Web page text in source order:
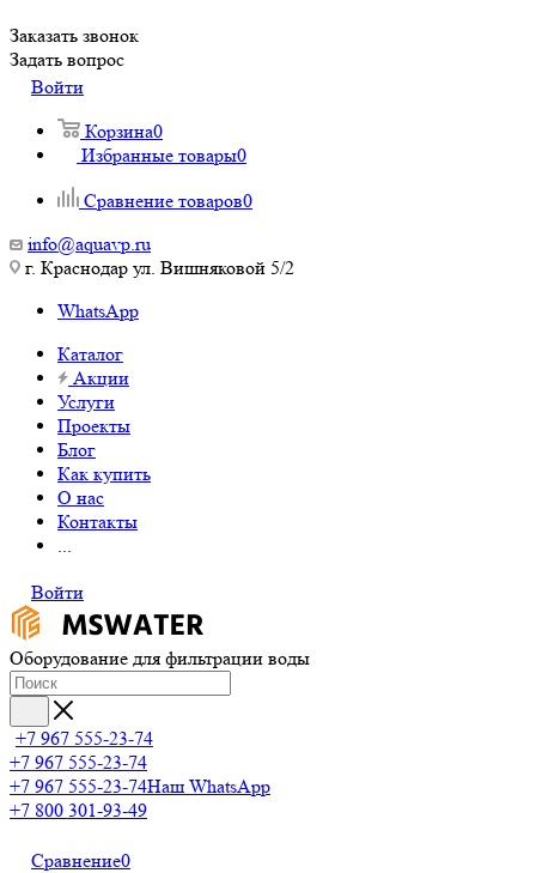
Заказать звонок
Задать вопрос
Войти
Корзина0
Избранные товары0
Сравнение товаров0
info@aquavp.ru
г. Краснодар ул. Вишняковой 5/2
WhatsApp
Каталог
Акции
Услуги
Проекты
Блог
Как купить
О нас
Контакты
...
Войти
Оборудование для фильтрации воды
+7 967 555-23-74
+7 967 555-23-74
+7 967 555-23-74Наш WhatsApp
+7 800 301-93-49
Сравнение0